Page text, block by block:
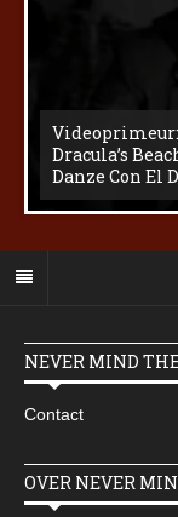
Dracula’s
Danze Con El
NEVER MIND
Contact
OVER NEVER